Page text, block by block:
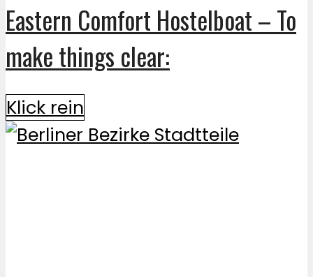
Eastern Comfort Hostelboat – To
make things clear:
Klick rein